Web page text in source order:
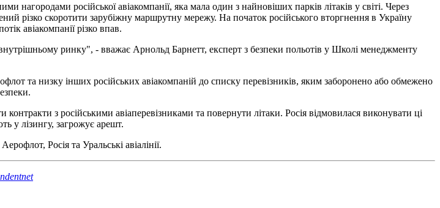
російської авіакомпанії, яка мала один з найновіших парків літаків у світі. Через
різко скоротити зарубіжну маршрутну мережу. На початок російського вторгнення в Україну
авіакомпанії різко впав.
ринку", - вважає Арнольд Барнетт, експерт з безпеки польотів у Школі менеджменту
та низку інших російських авіакомпаній до списку перевізників, яким заборонено або обмежено
контракти з російськими авіаперевізниками та повернути літаки. Росія відмовилася виконувати ці
у лізингу, загрожує арешт.
Росія та Уральські авіалінії.